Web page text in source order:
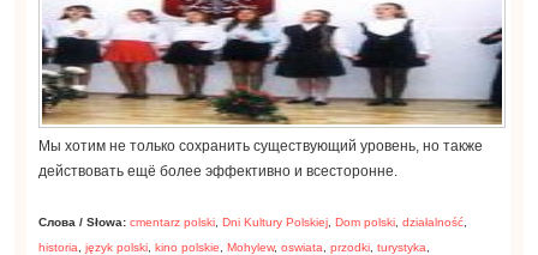
Мы хотим не только сохранить существующий уровень, но также
действовать ещё более эффективно и всесторонне.
Слова / Słowa: cmentarz polski ,Dni Kultury Polskiej ,Dom polski ,działalność
historia
,język polski ,kino polskie ,Mohylew,oswiata ,przodki ,turystyka